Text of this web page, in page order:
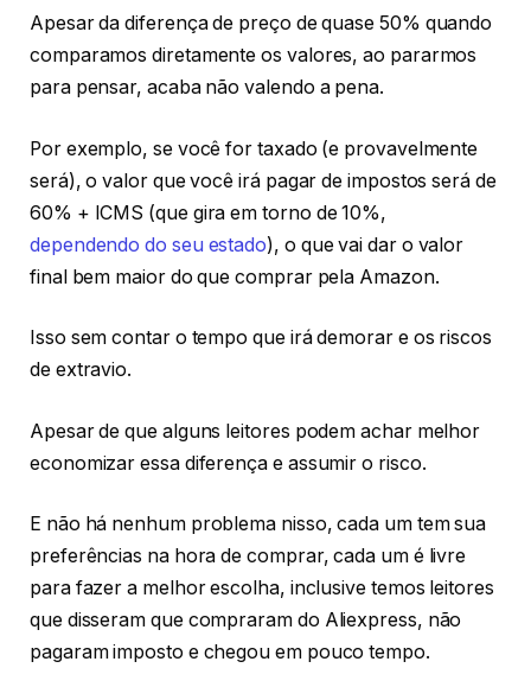
Apesar da diferença de preço de quase 50% quando
comparamos diretamente os valores, ao pararmos
para pensar, acaba não valendo a pena.
Por exemplo, se você for taxado (e provavelmente
será), o valor que você irá pagar de impostos será de
60% + ICMS (que gira em torno de 10%,
dependendo do seu estado), o que vai dar o valor
final bem maior do que comprar pela Amazon.
Isso sem contar o tempo que irá demorar e os riscos
de extravio.
Apesar de que alguns leitores podem achar melhor
economizar essa diferença e assumir o risco.
E não há nenhum problema nisso, cada um tem sua
preferências na hora de comprar, cada um é livre
para fazer a melhor escolha, inclusive temos leitores
que disseram que compraram do Aliexpress, não
pagaram imposto e chegou em pouco tempo.